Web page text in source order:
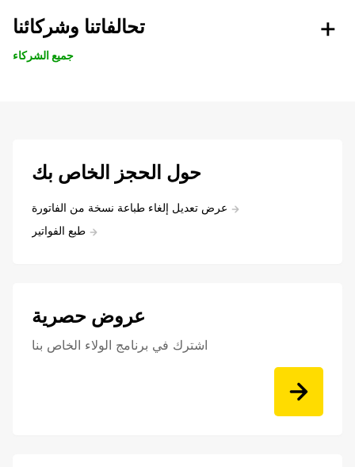
تحالفاتنا وشركائنا
جميع الشركاء
حول الحجز الخاص بك
عرض تعديل إلغاء طباعة نسخة من الفاتورة
طبع الفواتير
عروض حصرية
اشترك في برنامج الولاء الخاص بنا